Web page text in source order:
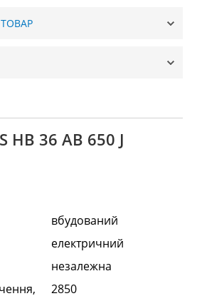
HB 36 AB 650 J
вбудований
електричний
незалежна
2850